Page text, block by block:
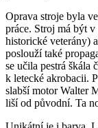
Oprava stroje byla
práce. Stroj má být
historické veterány)
poslouží také
se učila pestrá škála
k letecké akrobacii.
slabší motor Walter
liší od původní. Ta